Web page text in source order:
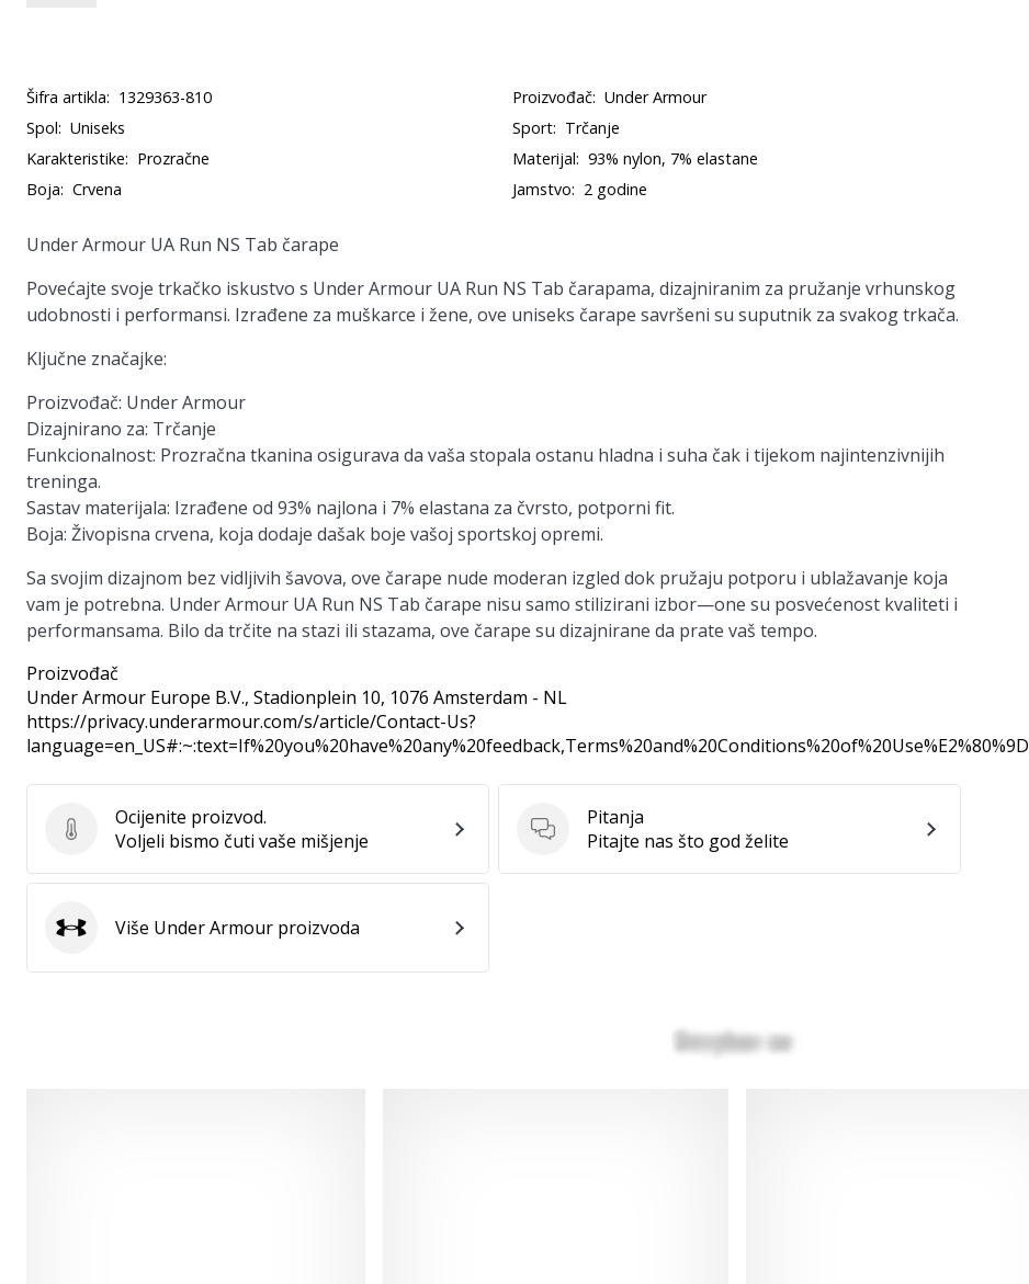
Šifra artikla: 1329363-810 Proizvođač: Under Armour
Spol: Uniseks Sport: Trčanje
Karakteristike: Prozračne Materijal: 93% nylon, 7% elastane
Boja: Crvena Jamstvo: 2 godine
Under Armour UA Run NS Tab čarape
Povećajte svoje trkačko iskustvo s Under Armour UA Run NS Tab čarapama, dizajniranim za pružanje vrhunskog
udobnosti i performansi. Izrađene za muškarce i žene, ove uniseks čarape savršeni su suputnik za svakog trkača.
Ključne značajke:
Proizvođač: Under Armour
Dizajnirano za: Trčanje
Funkcionalnost: Prozračna tkanina osigurava da vaša stopala ostanu hladna i suha čak i tijekom najintenzivnijih
treninga.
Sastav materijala: Izrađene od 93% najlona i 7% elastana za čvrsto, potporni fit.
Boja: Živopisna crvena, koja dodaje dašak boje vašoj sportskoj opremi.
Sa svojim dizajnom bez vidljivih šavova, ove čarape nude moderan izgled dok pružaju potporu i ublažavanje koja
vam je potrebna. Under Armour UA Run NS Tab čarape nisu samo stilizirani izbor—one su posvećenost kvaliteti i
performansama. Bilo da trčite na stazi ili stazama, ove čarape su dizajnirane da prate vaš tempo.
Proizvođač
Under Armour Europe B.V., Stadionplein 10, 1076 Amsterdam - NL
https://privacy.underarmour.com/s/article/Contact-Us?
language=en_US#:~:text=If%20you%20have%20any%20feedback,Terms%20and%20Conditions%20of%20Use%E2%80%9D
Ocijenite proizvod.
Ocijenite proizvod.
Voljeli bismo čuti vaše mišjenje
Pitanja
Pitanja
Pitajte nas što god želite
Under Armour
Više Under Armour proizvoda